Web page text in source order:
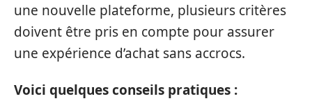
une nouvelle plateforme, plusieurs critères
doivent être pris en compte pour assurer
une expérience d’achat sans accrocs.
Voici quelques conseils pratiques :